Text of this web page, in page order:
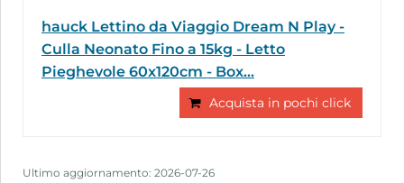
hauck Lettino da Viaggio Dream N Play -
Culla Neonato Fino a 15kg - Letto
Pieghevole 60x120cm - Box...
Acquista in pochi click
Ultimo aggiornamento: 2026-07-26